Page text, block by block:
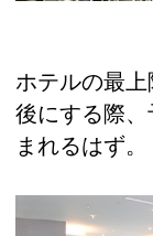
ホテルの最
後にする際
まれるはず。